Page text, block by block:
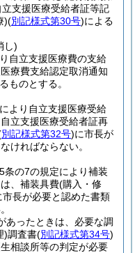
支援医療受給者証等記
)(別記様式第30号)による
し)
自立支援医療費の支給
療費支給認定取消通知
ものとする。
より自立支援医療受給
立支援医療受給者証再
別記様式第32号)に市長が
ければならない。
条の7の規定により補装
、補装具費(購入・修
市長が必要と認めた書類
あったときは、必要な調
)調査書(別記様式第34号)
相談所等の判定が必要